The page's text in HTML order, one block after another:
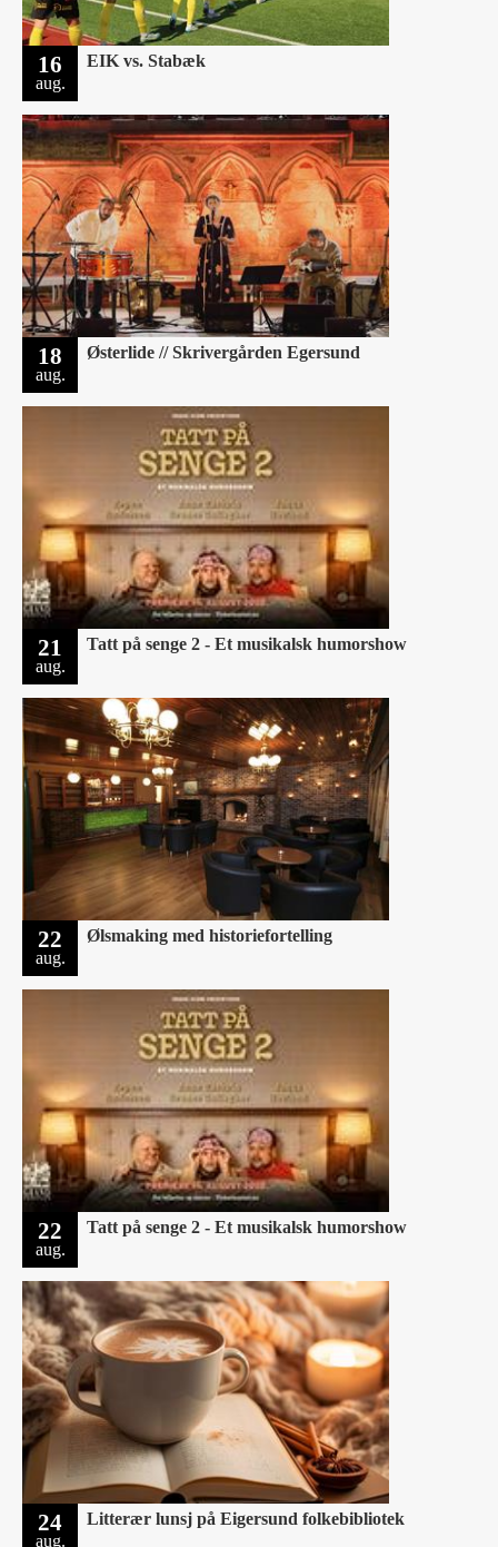
16
aug.
EIK vs. Stabæk
18
aug.
Østerlide // Skrivergården Egersund
21
aug.
Tatt på senge 2 - Et musikalsk humorshow
22
aug.
Ølsmaking med historiefortelling
22
aug.
Tatt på senge 2 - Et musikalsk humorshow
24
aug.
Litterær lunsj på Eigersund folkebibliotek